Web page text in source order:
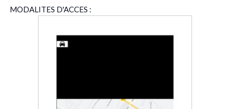
MODALITES D'ACCES :